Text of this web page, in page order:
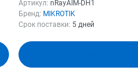
nRayAIM-DH1 Aiming tool for
Wireless Wire nRAY
Артикул: nRayAIM-DH1
Бренд: MIKROTIK
Срок поставки: 5 дней